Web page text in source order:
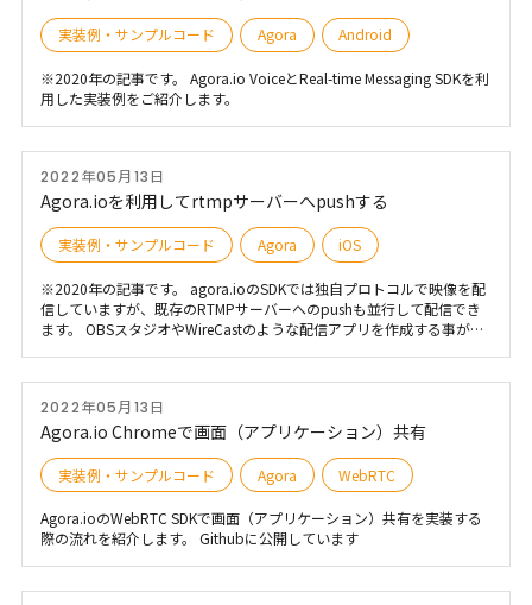
実装例・サンプルコード Agora Android
※2020年の記事です。 Agora.io VoiceとReal-time Messaging SDKを利
用した実装例をご紹介します。
2022年05月13日
Agora.ioを利用してrtmpサーバーへpushする
実装例・サンプルコード Agora iOS
※2020年の記事です。 agora.ioのSDKでは独自プロトコルで映像を配
信していますが、既存のRTMPサーバーへのpushも並行して配信でき
ます。 OBSスタジオやWireCastのような配信アプリを作成する事が可
2022年05月13日
Agora.io Chromeで画面（アプリケーション）共有
実装例・サンプルコード Agora WebRTC
Agora.ioのWebRTC SDKで画面（アプリケーション）共有を実装する
際の流れを紹介します。 Githubに公開しています